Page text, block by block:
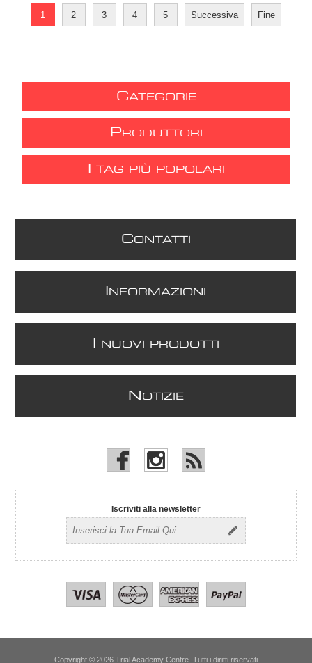
1 2 3 4 5 Successiva Fine
CATEGORIE
PRODUTTORI
TAG PIÙ POPOLARI
CONTATTI
NFORMAZIONI
NUOVI PRODOTTI
N OTIZIE
Iscriviti alla newsletter
Copyright © 2026 Trial Academy Centre. Tutti i diritti riservati